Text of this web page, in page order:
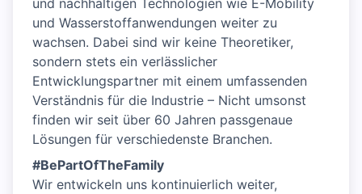
und nachhaltigen Technologien wie E-Mobility
und Wasserstoffanwendungen weiter zu
wachsen. Dabei sind wir keine Theoretiker,
sondern stets ein verlässlicher
Entwicklungspartner mit einem umfassenden
Verständnis für die Industrie – Nicht umsonst
finden wir seit über 60 Jahren passgenaue
Lösungen für verschiedenste Branchen.
#BePartOfTheFamily
Wir entwickeln uns kontinuierlich weiter,